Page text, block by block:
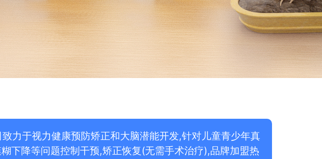
力于视力健康预防矫正和大脑潜能开发,针对儿童青少年真
下降等问题控制干预,矫正恢复(无需手术治疗),品牌加盟热